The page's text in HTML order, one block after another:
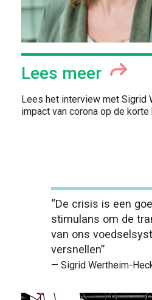
Lees meer
Lees het interview met Sigrid
impact van corona op de korte
“De crisis is een
stimulans om de
van ons
versnellen”
— Sigrid Wertheim-